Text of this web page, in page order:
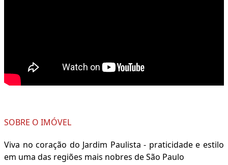
SOBRE O IMÓVEL
Viva no coração do Jardim Paulista - praticidade e estilo
em uma das regiões mais nobres de São Paulo